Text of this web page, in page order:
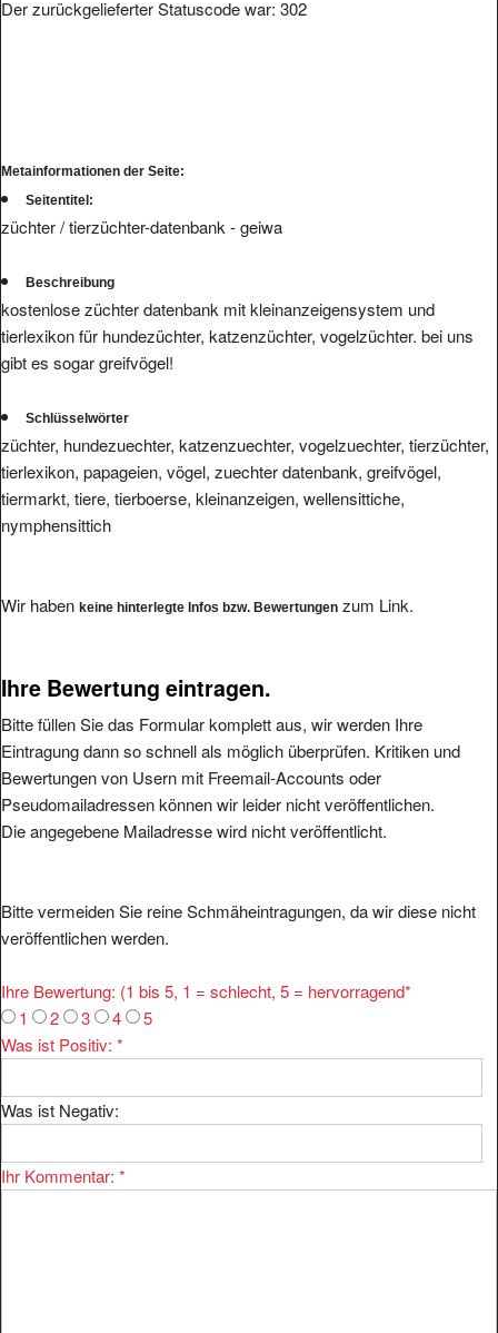
Der zurückgelieferter Statuscode war: 302
Metainformationen der Seite:
Seitentitel:
züchter / tierzüchter-datenbank - geiwa
Beschreibung
kostenlose züchter datenbank mit kleinanzeigensystem und
tierlexikon für hundezüchter, katzenzüchter, vogelzüchter. bei uns
gibt es sogar greifvögel!
Schlüsselwörter
züchter, hundezuechter, katzenzuechter, vogelzuechter, tierzüchter,
tierlexikon, papageien, vögel, zuechter datenbank, greifvögel,
tiermarkt, tiere, tierboerse, kleinanzeigen, wellensittiche,
nymphensittich
Wir haben keine hinterlegte Infos bzw. Bewertungen zum Link.
Ihre Bewertung eintragen.
Bitte füllen Sie das Formular komplett aus, wir werden Ihre
Eintragung dann so schnell als möglich überprüfen. Kritiken und
Bewertungen von Usern mit Freemail-Accounts oder
Pseudomailadressen können wir leider nicht veröffentlichen.
Die angegebene Mailadresse wird nicht veröffentlicht.
Bitte vermeiden Sie reine Schmäheintragungen, da wir diese nicht
veröffentlichen werden.
Ihre Bewertung: (1 bis 5, 1 = schlecht, 5 = hervorragend*
1
2 3 4
5
Was ist Positiv: *
Was ist Negativ:
Ihr Kommentar: *